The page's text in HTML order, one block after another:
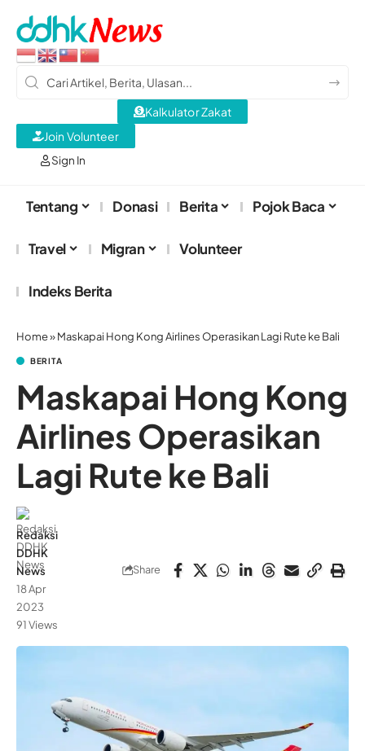
Sign In
Kalkulator Zakat
Join Volunteer
Tentang Donasi Berita Pojok Baca
Travel Migran Volunteer
Indeks Berita
Home»Maskapai Hong Kong Airlines Operasikan Lagi Rute ke Bali
BERITA
Maskapai Hong Kong
Airlines Operasikan
Lagi Rute ke Bali
Redaksi
DDHK
News
18 Apr
2023
91 Views
Share